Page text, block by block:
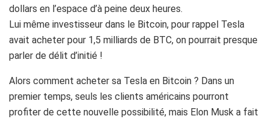
dollars en l’espace d’à peine deux heures.
Lui même investisseur dans le Bitcoin, pour rappel Tesla
avait acheter pour 1,5 milliards de BTC, on pourrait presque
parler de délit d’initié !
Alors comment acheter sa Tesla en Bitcoin ? Dans un
premier temps, seuls les clients américains pourront
profiter de cette nouvelle possibilité, mais Elon Musk a fait